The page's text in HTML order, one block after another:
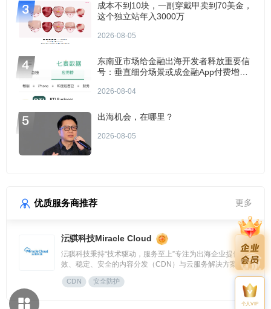
成本不到10块，一副穿戴甲卖到70美金，
这个独立站年入3000万
2026-08-05
东南亚市场给金融出海开发者释放重要信
号：垂直细分场景或成金融App付费增长
2026-08-04
出海机会，在哪里？
2026-08-05
优质服务商推荐 更多
沄骐科技Miracle Cloud
沄骐科技秉持“技术驱动，服务至上”专注为出海企业提供高
效、稳定、安全的内容分发（CDN）与云服务解决方案，是
全球边缘云领导者Fastly中国区首个合作伙伴。团队由业内资
深专家组成，拥有大规模分布式架构服务经验，提供全流程技
术支持与定制化方案，曾服务腾讯、快手、网易、Temu、米
CDN 安全防护
个人VIP